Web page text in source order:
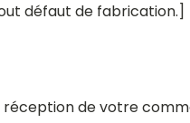
défaut de fabrication.]
de votre